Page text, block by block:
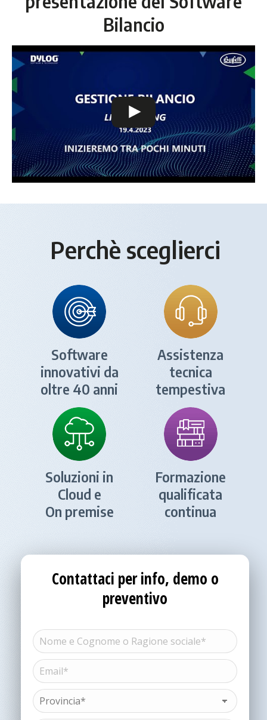
Bilancio
Perchè sceglierci
Software
innovativi da
oltre 40 anni
Assistenza
tecnica
tempestiva
Soluzioni in
Cloud e
On premise
Formazione
qualificata
continua
Contattaci per info, demo o
preventivo
Nome
e
Cognome
o
Ragione
sociale*
(Obbligatorio)
Nome
Email*
(Obbligatorio)
Provincia*
(Obbligatorio)